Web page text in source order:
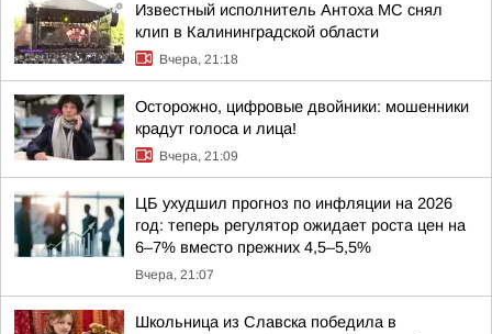
Известный исполнитель Антоха МС снял
клип в Калининградской области
Вчера, 21:18
Осторожно, цифровые двойники: мошенники
крадут голоса и лица!
Вчера, 21:09
ЦБ ухудшил прогноз по инфляции на 2026
год: теперь регулятор ожидает роста цен на
6–7% вместо прежних 4,5–5,5%
Вчера, 21:07
Школьница из Славска победила в